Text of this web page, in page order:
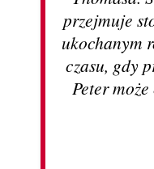
przejmuje
ukochanym
czasu, gdy
Peter